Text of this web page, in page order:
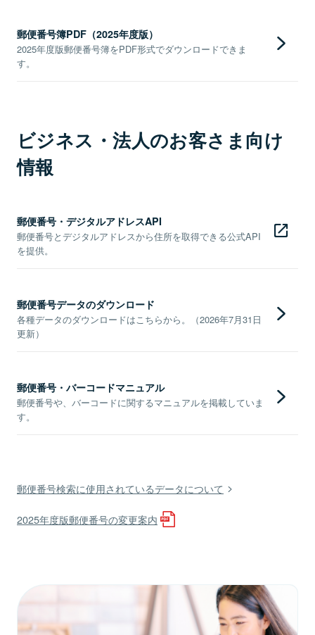
郵便番号簿PDF（2025年度版）
2025年度版郵便番号簿をPDF形式でダウンロードできま
す。
ビジネス・法人のお客さま向け
情報
郵便番号・デジタルアドレスAPI
郵便番号とデジタルアドレスから住所を取得できる公式API
を提供。
郵便番号データのダウンロード
各種データのダウンロードはこちらから。（2026年7月31日
更新）
郵便番号・バーコードマニュアル
郵便番号や、バーコードに関するマニュアルを掲載していま
す。
郵便番号検索に使用されているデータについて
2025年度版郵便番号の変更案内